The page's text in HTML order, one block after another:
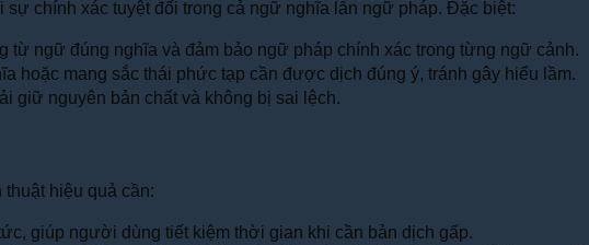
chính xác tuyệt đối trong cả ngữ nghĩa lẫn ngữ pháp. Đặc biệt:
ngữ đúng nghĩa và đảm bảo ngữ pháp chính xác trong từng ngữ cảnh.
hoặc mang sắc thái phức tạp cần được dịch đúng ý, tránh gây hiểu lầm.
giữ nguyên bản chất và không bị sai lệch.
hiệu quả cần:
giúp người dùng tiết kiệm thời gian khi cần bản dịch gấp.